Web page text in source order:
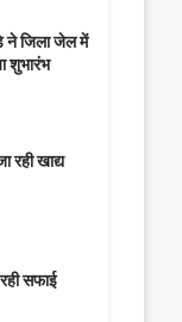
ने जिला जेल में
शुभारंभ
रही खाद्य
सफाई